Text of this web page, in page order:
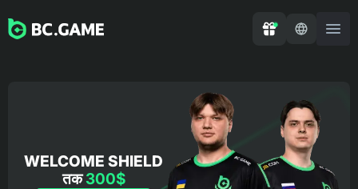
WELCOME SHIELD
तक300$